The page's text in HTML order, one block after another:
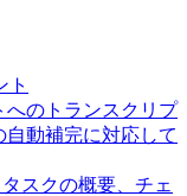
ト
へのトランスクリプ
自動補完に対応して
スクの概要、チェ